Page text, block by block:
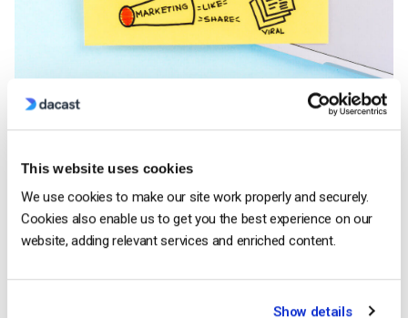
This website uses cookies
We use cookies to make our site work properly and securely.
Cookies also enable us to get you the best experience on our
website, adding relevant services and enriched content.
Show details
Il live streaming aiuta a creare una strategia di contenuti
diversi modi.
Quando avete un argomento e un’idea di chi volete creare i
contenuti, dovreste elencare tutti gli argomenti generali su cui
una serie di video più specifici.